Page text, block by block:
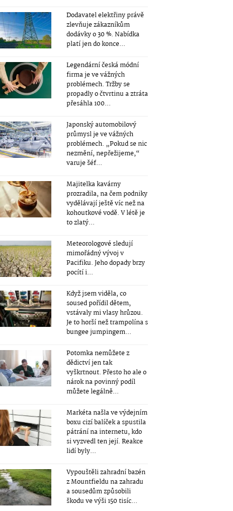
Dodavatel elektřiny právě
zlevňuje zákazníkům
dodávky o 30 %. Nabídka
platí jen do konce...
Legendární česká módní
firma je ve vážných
problémech. Tržby se
propadly o čtvrtinu a ztráta
přesáhla 100...
Japonský automobilový
průmysl je ve vážných
problémech. „Pokud se nic
nezmění, nepřežijeme,“
varuje šéf...
Majitelka kavárny
prozradila, na čem podniky
vydělávají ještě víc než na
kohoutkové vodě. V létě je
to zlatý...
Meteorologové sledují
mimořádný vývoj v
Pacifiku. Jeho dopady brzy
pocítí i...
Když jsem viděla, co
soused pořídil dětem,
vstávaly mi vlasy hrůzou.
Je to horší než trampolína s
bungee jumpingem...
Potomka nemůžete z
dědictví jen tak
vyškrtnout. Přesto ho ale o
nárok na povinný podíl
můžete legálně...
Markéta našla ve výdejním
boxu cizí balíček a spustila
pátrání na internetu, kdo
si vyzvedl ten její. Reakce
lidí byly...
Vypouštěli zahradní bazén
z Mountfieldu na zahradu
a sousedům způsobili
škodu ve výši 150 tisíc...